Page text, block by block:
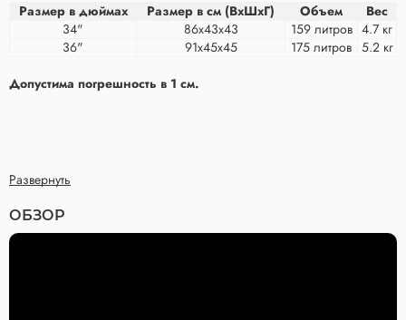
Размер в дюймах
Размер в см (ВхШхГ) Объем
Вес
34"
86x43x43 159 литров 4.7 кг
36"
91x45x45 175 литров 5.2 кг
Допустима погрешность в 1 см.
Развернуть
ОБЗОР